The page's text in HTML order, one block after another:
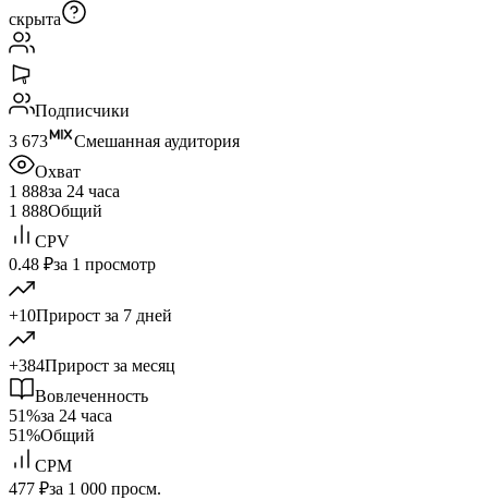
скрыта
Подписчики
3 673
Смешанная аудитория
Охват
1 888за 24 часа
1 888Общий
CPV
0.48 ₽за 1 просмотр
+10Прирост за 7 дней
+384Прирост за месяц
Вовлеченность
51%за 24 часа
51%Общий
CPM
477 ₽за 1 000 просм.